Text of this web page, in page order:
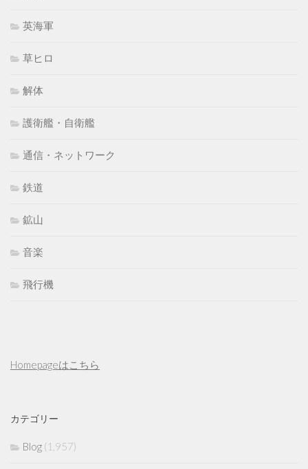
英海軍
草ヒロ
解体
護衛艦・自衛艦
通信・ネットワーク
鉄道
鉱山
音楽
飛行機
Homepageはこちら
カテゴリー
Blog (1,957)